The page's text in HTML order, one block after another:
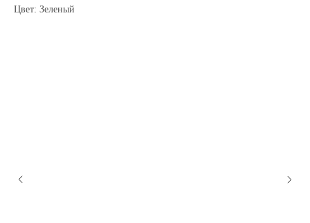
Цвет: Зеленый